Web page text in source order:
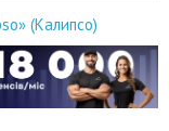
(Калипсо)